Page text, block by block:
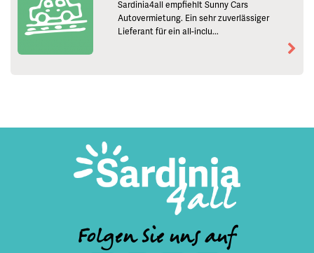
Sardinia4all empfiehlt Sunny Cars
Autovermietung. Ein sehr zuverlässiger
Lieferant für ein all-inclu...
Folgen Sie uns auf